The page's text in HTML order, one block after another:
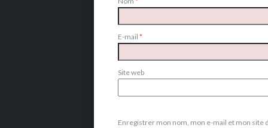
E-mail *
Site web
Enregistrer mon nom, mon e-mail et mon site